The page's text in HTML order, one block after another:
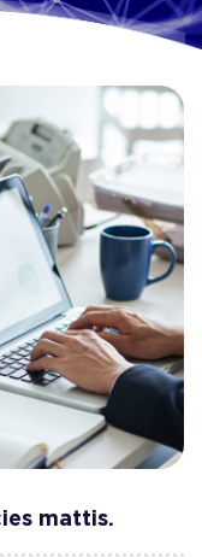
mattis.